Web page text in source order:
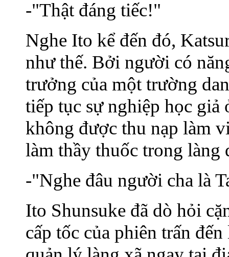
-"Thật đáng tiếc!"
Nghe Ito kể đến đó,
như thế. Bởi người có
trưởng của một trường
tiếp tục sự nghiệp học
không được thu nạp làm
làm thầy thuốc trong làng
-"Nghe đâu người cha là
Ito Shunsuke đã dò hỏi
cấp tốc của phiên trấn